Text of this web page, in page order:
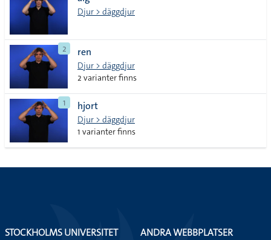
lista
Djur > däggdjur
2 ren
Djur > däggdjur
2 varianter finns
1 hjort
Djur > däggdjur
1 varianter finns
STOCKHOLMS UNIVERSITET
ANDRA WEBBPLATSER